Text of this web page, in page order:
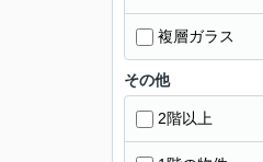
複層ガラス
その他
2階以上